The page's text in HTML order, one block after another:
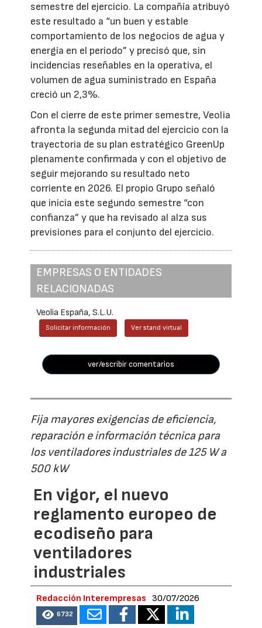
semestre del ejercicio. La compañía atribuyó
este resultado a “un buen y estable
comportamiento de los negocios de agua y
energía en el periodo” y precisó que, sin
incidencias reseñables en la operativa, el
volumen de agua suministrado en España
creció un 2,3%.
Con el cierre de este primer semestre, Veolia
afronta la segunda mitad del ejercicio con la
trayectoria de su plan estratégico GreenUp
plenamente confirmada y con el objetivo de
seguir mejorando su resultado neto
corriente en 2026. El propio Grupo señaló
que inicia este segundo semestre “con
confianza” y que ha revisado al alza sus
previsiones para el conjunto del ejercicio.
EMPRESAS O ENTIDADES
RELACIONADAS
Veolia España, S.L.U.
Solicitar información Ver stand virtual
ver/escribir comentarios
Fija mayores exigencias de eficiencia,
reparación e información técnica para
los ventiladores industriales de 125 W a
500 kW
En vigor, el nuevo
reglamento europeo de
ecodiseño para
ventiladores
industriales
Redacción Interempresas 30/07/2026
6732